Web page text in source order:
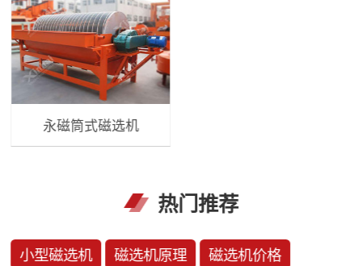
永磁筒式磁选机
热门推荐
小型磁选机 磁选机原理 磁选机价格